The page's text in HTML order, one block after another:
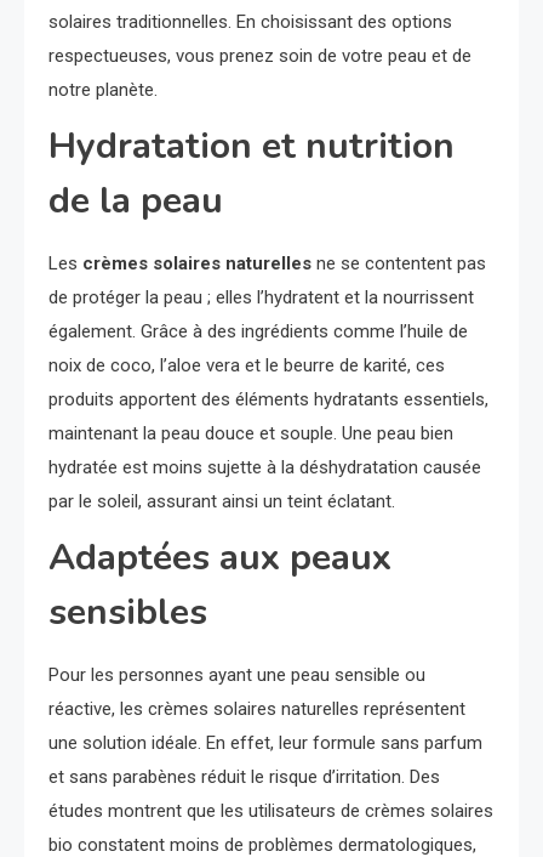
solaires traditionnelles. En choisissant des options
respectueuses, vous prenez soin de votre peau et de
notre planète.
Hydratation et nutrition
de la peau
Les crèmes solaires naturelles ne se contentent pas
de protéger la peau ; elles l’hydratent et la nourrissent
également. Grâce à des ingrédients comme l’huile de
noix de coco, l’aloe vera et le beurre de karité, ces
produits apportent des éléments hydratants essentiels,
maintenant la peau douce et souple. Une peau bien
hydratée est moins sujette à la déshydratation causée
par le soleil, assurant ainsi un teint éclatant.
Adaptées aux peaux
sensibles
Pour les personnes ayant une peau sensible ou
réactive, les crèmes solaires naturelles représentent
une solution idéale. En effet, leur formule sans parfum
et sans parabènes réduit le risque d’irritation. Des
études montrent que les utilisateurs de crèmes solaires
bio constatent moins de problèmes dermatologiques,